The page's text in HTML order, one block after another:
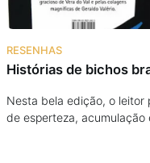
RESENHAS
Histórias de bichos
Nesta bela edição, o leitor
de esperteza, acumulação